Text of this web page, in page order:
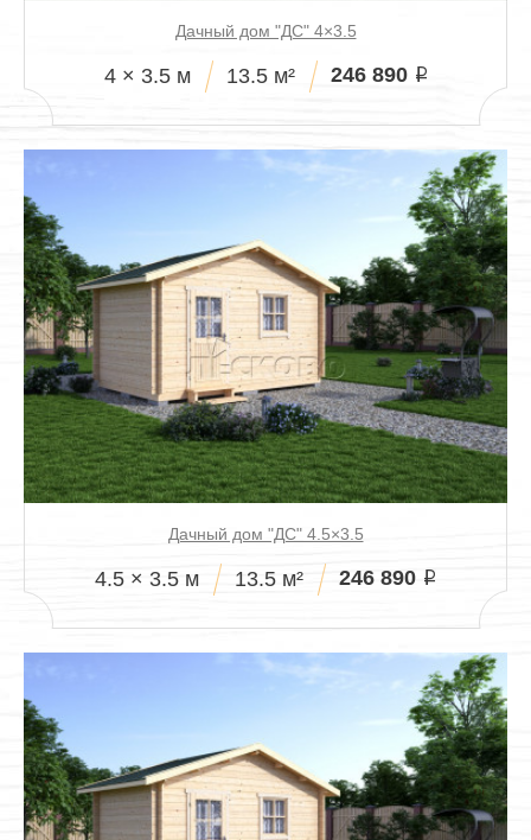
Дачный дом "ДС" 4×3.5
4 × 3.5 м 13.5 м² 246 890 i
Дачный дом "ДС" 4.5×3.5
4.5 × 3.5 м 13.5 м² 246 890 i